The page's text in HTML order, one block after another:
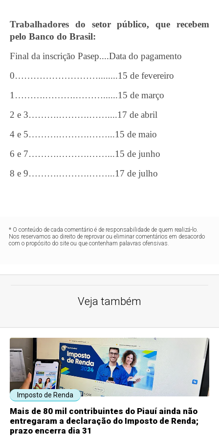
Trabalhadores do setor público, que recebem
pelo Banco do Brasil:
Final da inscrição Pasep....Data do pagamento
0………………………........15 de fevereiro
1……….……….………......15 de março
2 e 3……….……….……....17 de abril
4 e 5……….……….……...15 de maio
6 e 7……….……….……...15 de junho
8 e 9……….……….……...17 de julho
* O conteúdo de cada comentário é de responsabilidade de quem realizá-lo.
Nos reservamos ao direito de reprovar ou eliminar comentários em desacordo
com o propósito do site ou que contenham palavras ofensivas.
Veja também
Imposto de Renda
Mais de 80 mil contribuintes do Piauí ainda não
entregaram a declaração do Imposto de Renda;
prazo encerra dia 31